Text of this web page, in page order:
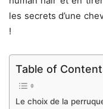
les secrets d’une
!
Table of
Le choix de la